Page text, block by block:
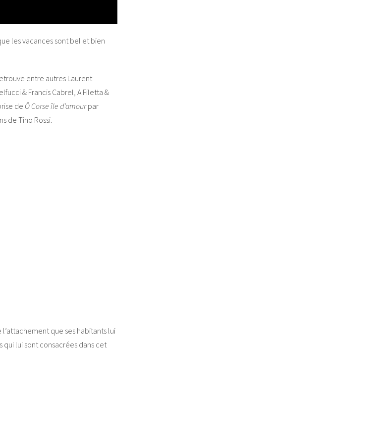
les vacances sont bel et bien
entre autres Laurent
& Francis Cabrel, A Filetta &
de Ô Corse île d’amourpar
de Tino Rossi.
que ses habitants lui
qui lui sont consacrées dans cet